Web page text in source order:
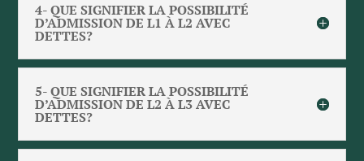
4- QUE SIGNIFIER LA POSSIBILITÉ
D’ADMISSION DE L1 À L2 AVEC
DETTES?
5- QUE SIGNIFIER LA POSSIBILITÉ
D’ADMISSION DE L2 À L3 AVEC
DETTES?